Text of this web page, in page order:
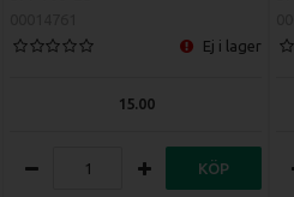
Ej i lager
15.00
KÖP